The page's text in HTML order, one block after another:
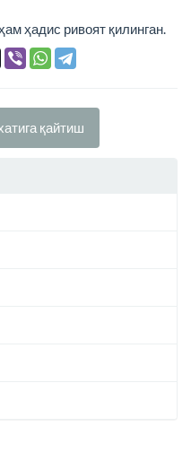
ҳадис ривоят қилинган.
қайтиш